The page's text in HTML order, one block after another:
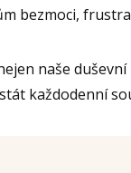
bezmoci,
naše
každodenní